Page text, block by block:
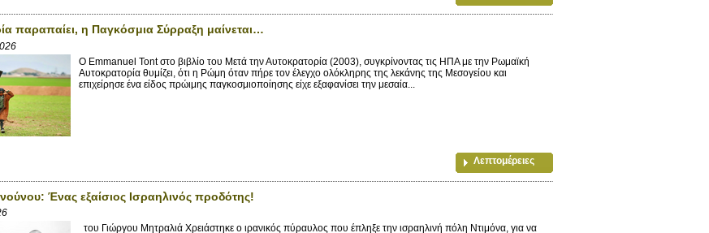
παραπαίει, η Παγκόσμια Σύρραξη μαίνεται…
Ο Emmanuel Tont στο βιβλίο του Μετά την Αυτοκρατορία (2003), συγκρίνοντας τις ΗΠΑ με την Ρωμαϊκή
Αυτοκρατορία θυμίζει, ότι η Ρώμη όταν πήρε τον έλεγχο ολόκληρης της λεκάνης της Μεσογείου και
επιχείρησε ένα είδος πρώιμης παγκοσμιοποίησης είχε εξαφανίσει την μεσαία...
Λεπτομέρειες
Ένας εξαίσιος Ισραηλινός προδότης!
του Γιώργου Μητραλιά Χρειάστηκε ο ιρανικός πύραυλος που έπληξε την ισραηλινή πόλη Ντιμόνα, για να